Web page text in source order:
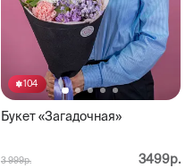
104
Букет «Загадочная»
3 999р. 3499р.